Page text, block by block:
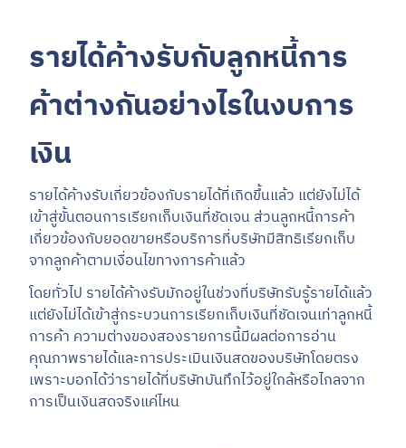
รายได้ค้างรับกับลูกหนี้การ
ค้าต่างกันอย่างไรในงบการ
เงิน
รายได้ค้างรับเกี่ยวข้องกับรายได้ที่เกิดขึ้นแล้ว แต่ยังไม่ได้
เข้าสู่ขั้นตอนการเรียกเก็บเงินที่ชัดเจน ส่วนลูกหนี้การค้า
เกี่ยวข้องกับยอดขายหรือบริการที่บริษัทมีสิทธิเรียกเก็บ
จากลูกค้าตามเงื่อนไขทางการค้าแล้ว
โดยทั่วไป รายได้ค้างรับมักอยู่ในช่วงที่บริษัทรับรู้รายได้แล้ว
แต่ยังไม่ได้เข้าสู่กระบวนการเรียกเก็บเงินที่ชัดเจนเท่าลูกหนี้
การค้า ความต่างของสองรายการนี้มีผลต่อการอ่าน
คุณภาพรายได้และการประเมินเงินสดของบริษัทโดยตรง
เพราะบอกได้ว่ารายได้ที่บริษัทบันทึกไว้อยู่ใกล้หรือไกลจาก
การเป็นเงินสดจริงแค่ไหน